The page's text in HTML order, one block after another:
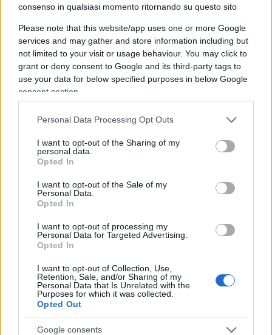
consenso in qualsiasi momento ritornando su questo sito
Please note that this website/app uses one or more Google
services and may gather and store information including but
not limited to your visit or usage behaviour. You may click to
grant or deny consent to Google and its third-party tags to
use your data for below specified purposes in below Google
consent section.
Personal Data Processing Opt Outs
I want to opt-out of the Sharing of my
personal data.
Opted In
I want to opt-out of the Sale of my
Personal Data.
Opted In
I want to opt-out of processing my
Personal Data for Targeted Advertising.
Opted In
I want to opt-out of Collection, Use,
Retention, Sale, and/or Sharing of my
Personal Data that Is Unrelated with the
Purposes for which it was collected.
Opted Out
Google consents
Ragion per cui, il legale di fiducia della famiglia ha
già manifestato l’intenzione dei genitori dello
studente diricorrere al Tar per contestare la
decisione della scuolamodenese, in quanto,
secondo la difesa, al giovane non verrebbe
le critiche in sé, ritenute lesive per l’immagine
dell’istituto.
Orbene, a prescindere da quella che sarà la
decisione del Tar, e ferma restando la
comprensibile volontà del Barozzi di voler tutelare
il proprio buon nome e la propria reputazione,
permangono comunque dei seri dubbi circa la
punire l’aggressività di chi compie atti di violenza,
siano essi indirizzati a docenti, studenti, personale
o edifici scolastici. Cosa ben diversa è invece
intervenire, come in questo specifico caso, sulla